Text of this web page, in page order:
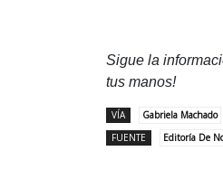
Sigue la
tus manos!
VÍA
Gabriela Machado
FUENTE
Editoría De